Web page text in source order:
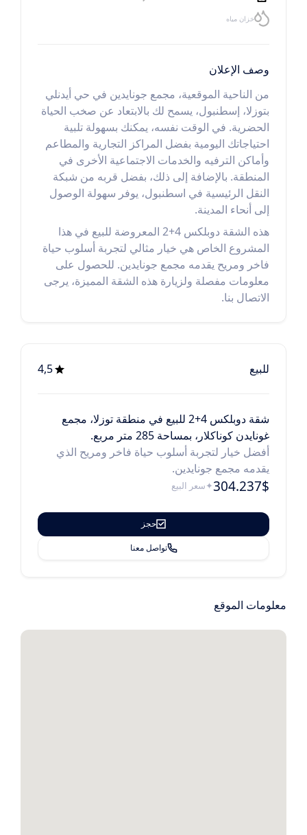
خزان مياه
وصف الإعلان
من الناحية الموقعية، مجمع جونايدين في حي أيدنلي
بتوزلا، إسطنبول، يسمح لك بالابتعاد عن صخب الحياة
الحضرية. في الوقت نفسه، يمكنك بسهولة تلبية
احتياجاتك اليومية بفضل المراكز التجارية والمطاعم
وأماكن الترفيه والخدمات الاجتماعية الأخرى في
المنطقة. بالإضافة إلى ذلك، بفضل قربه من شبكة
النقل الرئيسية في اسطنبول، يوفر سهولة الوصول
إلى أنحاء المدينة.
هذه الشقة دوبلكس 4+2 المعروضة للبيع في هذا
المشروع الخاص هي خيار مثالي لتجربة أسلوب حياة
فاخر ومريح يقدمه مجمع جونايدين. للحصول على
معلومات مفصلة ولزيارة هذه الشقة المميزة، يرجى
الاتصال بنا.
للبيع 4,5
شقة دوبلكس 4+2 للبيع في منطقة توزلا، مجمع
غونايدن كوناكلار، بمساحة 285 متر مربع.
أفضل خيار لتجربة أسلوب حياة فاخر ومريح الذي
يقدمه مجمع جونايدين.
304.237$ سعر البيع
حجز
تواصل معنا
معلومات الموقع